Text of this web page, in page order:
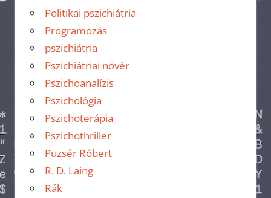
Politikai pszichiátria
Programozás
pszichiátria
Pszichiátriai nővér
Pszichoanalízis
Pszichológia
Pszichoterápia
Pszichothriller
Puzsér Róbert
R. D. Laing
Rák